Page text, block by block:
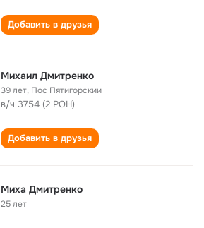
Добавить в друзья
Михаил Дмитренко
39 лет, Пос Пятигорскии
в/ч 3754 (2 РОН)
Добавить в друзья
Миха Дмитренко
25 лет